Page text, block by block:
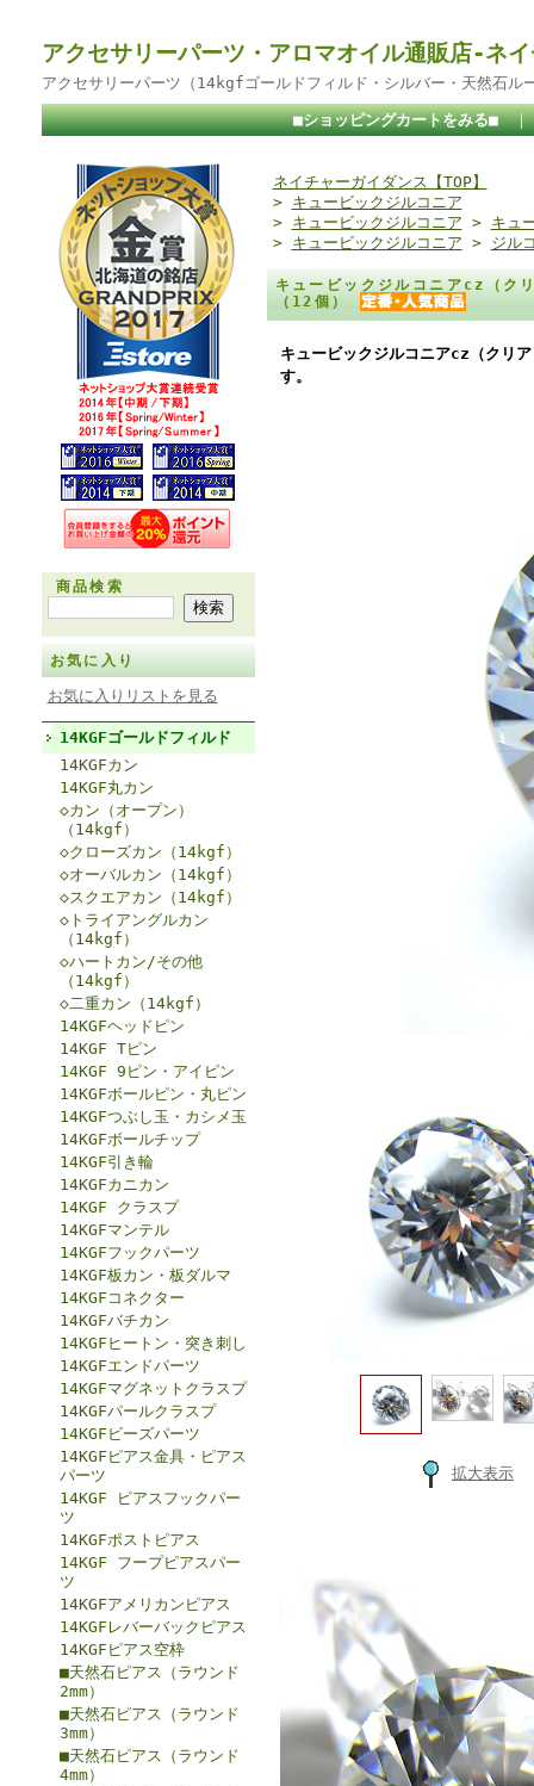
アクセサリーパーツ・アロマオイル通販店-ネ
アクセサリーパーツ（14kgfゴールドフィルド・シルバー・天然石ル
■ショッピングカートをみる■
商品検索
お気に入り
お気に入りリストを見る
14KGFゴールドフィルド
14KGFカン
14KGF丸カン
◇カン（オープン）
（14kgf）
◇クローズカン（14kgf）
◇オーバルカン（14kgf）
◇スクエアカン（14kgf）
◇トライアングルカン
（14kgf）
◇ハートカン/その他
（14kgf）
◇二重カン（14kgf）
14KGFヘッドピン
14KGF Tピン
14KGF 9ピン・アイピン
14KGFボールピン・丸ピン
14KGFつぶし玉・カシメ玉
14KGFボールチップ
14KGF引き輪
14KGFカニカン
14KGF クラスプ
14KGFマンテル
14KGFフックパーツ
14KGF板カン・板ダルマ
14KGFコネクター
14KGFバチカン
14KGFヒートン・突き刺し
14KGFエンドパーツ
14KGFマグネットクラスプ
14KGFパールクラスプ
14KGFビーズパーツ
14KGFピアス金具・ピアス
パーツ
14KGF ピアスフックパー
ツ
14KGFポストピアス
14KGF フープピアスパー
ツ
14KGFアメリカンピアス
14KGFレバーバックピアス
14KGFピアス空枠
■天然石ピアス（ラウンド
2mm）
■天然石ピアス（ラウンド
3mm）
■天然石ピアス（ラウンド
4mm）
ネイチャーガイダンス【TOP】
> キュービックジルコニア
> キュービックジルコニア > キュ
> キュービックジルコニア > ジル
キュービックジルコニアcz（ク
（12個）
キュービックジルコニアcz（クリ
す。
拡大表示